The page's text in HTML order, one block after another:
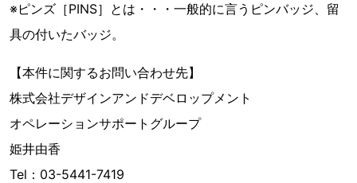
※ピンズ［PINS］とは・・・一般的に言うピンバッジ、留
具の付いたバッジ。
【本件に関するお問い合わせ先】
株式会社デザインアンドデベロップメント
オペレーションサポートグループ
姫井由香
Tel：03-5441-7419